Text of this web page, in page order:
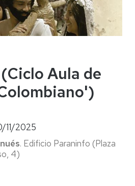
Aula de
11/2025
. Edificio Paraninfo (Plaza
4)